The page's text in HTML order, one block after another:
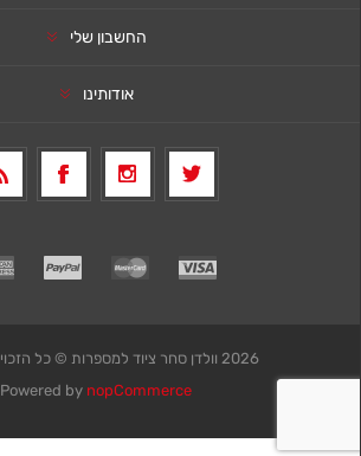
החשבון שלי
אודותינו
2026 וולדן סחר ציוד למספרות © כל הזכויות שמורות.
Powered by nopCommerce